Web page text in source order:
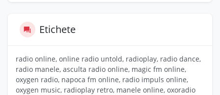
Etichete
radio online, online radio untold, radioplay, radio dance,
radio manele, asculta radio online, magic fm online,
oxygen radio, napoca fm online, radio impuls online,
oxygen music, radioplay retro, manele online, oxoradio